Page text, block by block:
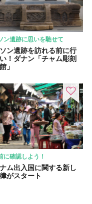
ン遺跡に思いを馳せて
ン遺跡を訪れる前に行
！ダナン「チャム彫刻
」
に確認しよう！
ム出入国に関する新し
がスタート